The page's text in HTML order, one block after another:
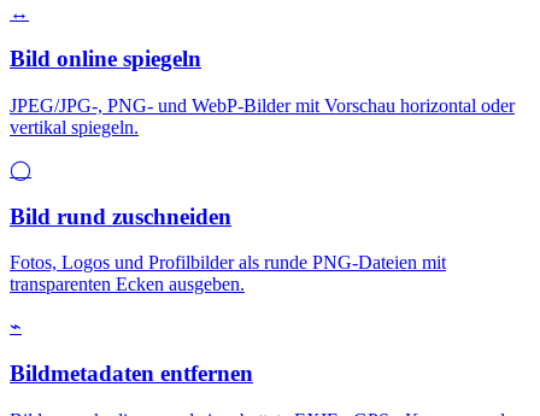
↔
Bild online spiegeln
JPEG/JPG-, PNG- und WebP-Bilder mit Vorschau horizontal oder
vertikal spiegeln.
◯
Bild rund zuschneiden
Fotos, Logos und Profilbilder als runde PNG-Dateien mit
transparenten Ecken ausgeben.
⌁
Bildmetadaten entfernen